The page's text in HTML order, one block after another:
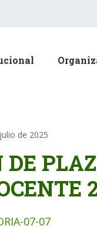
de 2025
DE
07-07